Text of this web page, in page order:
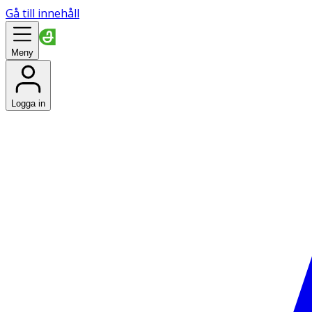
Gå till innehåll
Meny
Logga in